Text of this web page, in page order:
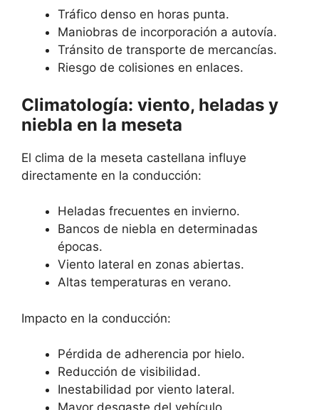
Tráfico denso en horas punta.
Maniobras de incorporación a autovía.
Tránsito de transporte de mercancías.
Riesgo de colisiones en enlaces.
Climatología: viento, heladas y
niebla en la meseta
El clima de la meseta castellana influye
directamente en la conducción:
Heladas frecuentes en invierno.
Bancos de niebla en determinadas
épocas.
Viento lateral en zonas abiertas.
Altas temperaturas en verano.
Impacto en la conducción:
Pérdida de adherencia por hielo.
Reducción de visibilidad.
Inestabilidad por viento lateral.